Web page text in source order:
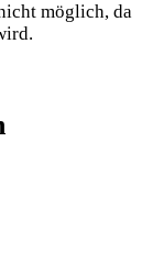
möglich, da